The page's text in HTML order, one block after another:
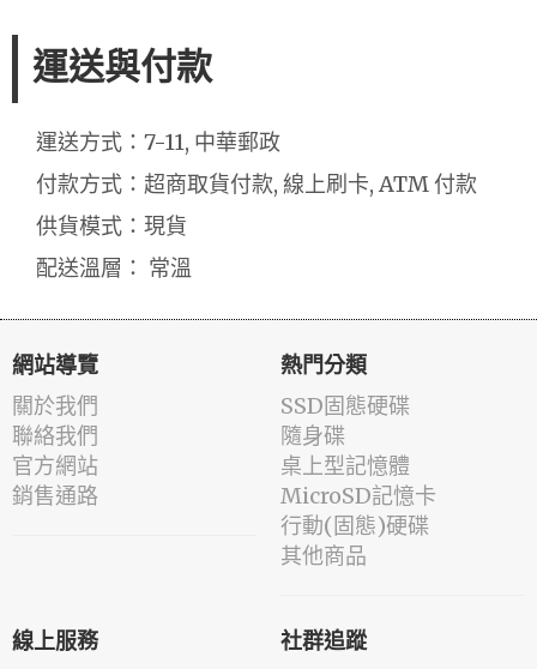
運送與付款
運送方式：7-11, 中華郵政
付款方式：超商取貨付款, 線上刷卡, ATM 付款
供貨模式：現貨
配送溫層： 常溫
網站導覽
關於我們
聯絡我們
官方網站
銷售通路
熱門分類
SSD固態硬碟
隨身碟
桌上型記憶體
MicroSD記憶卡
行動(固態)硬碟
其他商品
線上服務 社群追蹤